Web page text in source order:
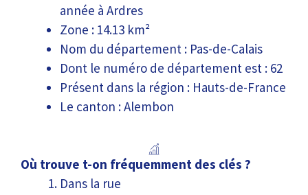
année à Ardres
Zone : 14.13 km²
Nom du département : Pas-de-Calais
Dont le numéro de département est : 62
Présent dans la région : Hauts-de-France
Le canton : Alembon
Où trouve t-on fréquemment des clés ?
Dans la rue